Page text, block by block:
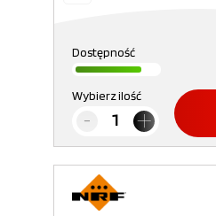
Dostępność
Wybierz ilość